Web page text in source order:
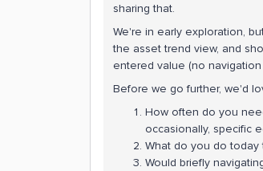
sharing that.
We're in early exploration,
the asset trend view, and
entered value (no
Before we go further, we'd
How often do you
occasionally, specific
What do you do today
Would briefly